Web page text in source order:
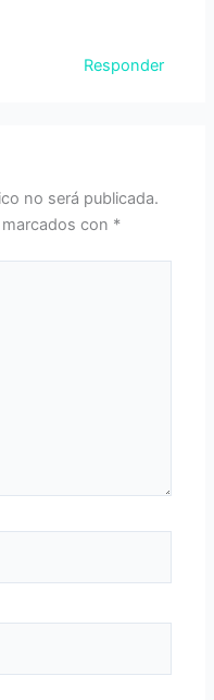
Responder
no será publicada.
con *